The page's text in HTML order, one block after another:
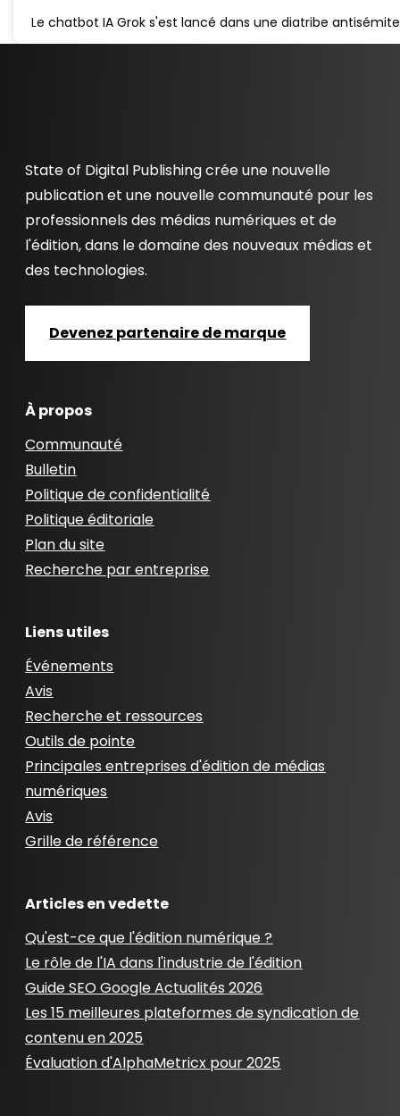
Le chatbot IA Grok s'est lancé dans une diatribe
State of Digital Publishing crée une nouvelle
publication et une nouvelle communauté pour les
professionnels des médias numériques et de
l'édition, dans le domaine des nouveaux médias et
des technologies.
Devenez partenaire de marque
À propos
Communauté
Bulletin
Politique de confidentialité
Politique éditoriale
Plan du site
Recherche par entreprise
Liens utiles
Événements
Avis
Recherche et ressources
Outils de pointe
Principales entreprises d'édition de médias
numériques
Avis
Grille de référence
Articles en vedette
Qu'est-ce que l'édition numérique ?
Le rôle de l'IA dans l'industrie de l'édition
Guide SEO Google Actualités 2026
Les 15 meilleures plateformes de syndication de
contenu en 2025
Évaluation d'AlphaMetricx pour 2025